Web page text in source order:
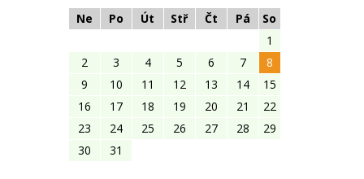
Ne
Po Út Stř Čt Pá
So
1
2
3 4 5 6 7
8
9
10 11 12 13 14
15
16
17 18 19 20 21
22
23
24 25 26 27 28
29
30
31